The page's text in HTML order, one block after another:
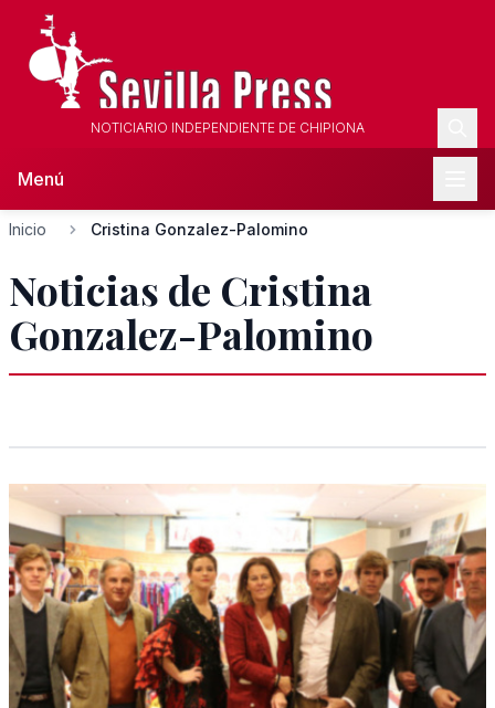
NOTICIARIO INDEPENDIENTE DE CHIPIONA
Menú
Inicio Cristina Gonzalez-Palomino
Noticias de Cristina
Gonzalez-Palomino